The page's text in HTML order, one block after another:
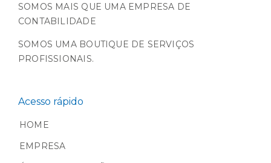
SOMOS MAIS QUE UMA EMPRESA DE
CONTABILIDADE
SOMOS UMA BOUTIQUE DE SERVIÇOS
PROFISSIONAIS.
Acesso rápido
HOME
EMPRESA